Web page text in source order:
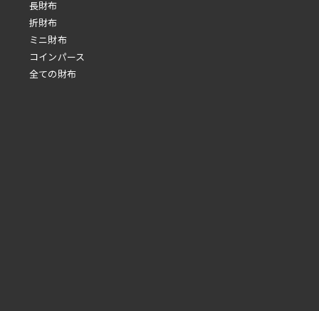
長財布
折財布
ミニ財布
コインパース
全ての財布